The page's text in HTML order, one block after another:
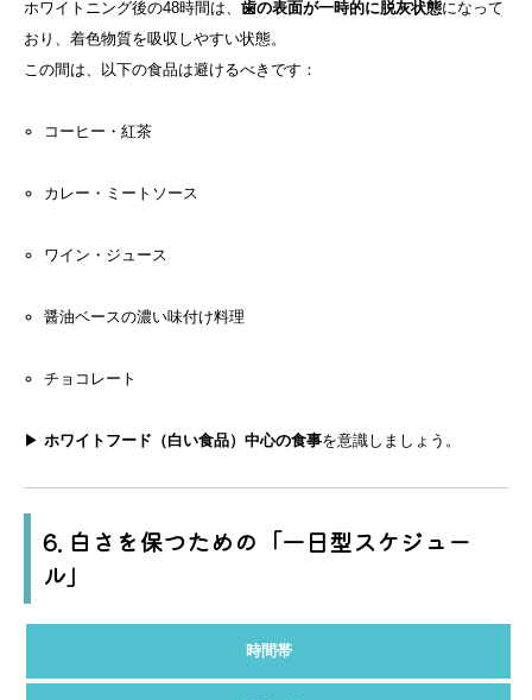
ホワイトニング後の48時間は、 歯の表面が一時的に脱灰状態になって
おり、着色物質を吸収しやすい状態。
この間は、以下の食品は避けるべきです：
コーヒー・紅茶
カレー・ミートソース
ワイン・ジュース
醤油ベースの濃い味付け料理
チョコレート
▶ ホワイトフード（白い食品）中心の食事を意識しましょう。
6. 白さを保つための「一日型スケジュー
ル」
時間帯